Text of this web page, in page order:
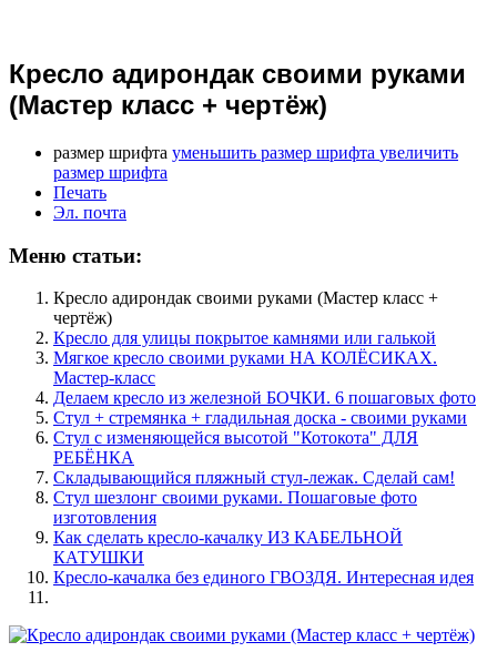
Кресло адирондак своими руками
(Мастер класс + чертёж)
размер шрифта уменьшить размер шрифта увеличить
размер шрифта
Печать
Эл. почта
Меню статьи:
Кресло адирондак своими руками (Мастер класс +
чертёж)
Кресло для улицы покрытое камнями или галькой
Мягкое кресло своими руками НА КОЛЁСИКАХ.
Мастер-класс
Делаем кресло из железной БОЧКИ. 6 пошаговых фото
Стул + стремянка + гладильная доска - своими руками
Стул с изменяющейся высотой "Котокота" ДЛЯ
РЕБЁНКА
Складывающийся пляжный стул-лежак. Сделай сам!
Стул шезлонг своими руками. Пошаговые фото
изготовления
Как сделать кресло-качалку ИЗ КАБЕЛЬНОЙ
КАТУШКИ
Кресло-качалка без единого ГВОЗДЯ. Интересная идея